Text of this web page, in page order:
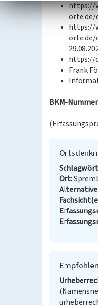
https://
orte.de/
https://
orte.de/
https://
Frank
BKM-
Ort